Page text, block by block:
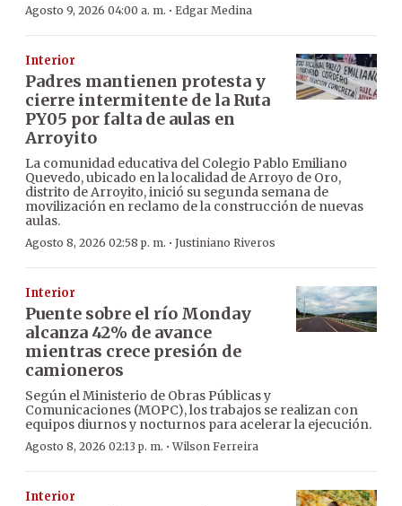
Agosto 9, 2026 04:00 a. m. · Edgar Medina
Interior
Padres mantienen protesta y
cierre intermitente de la Ruta
PY05 por falta de aulas en
Arroyito
La comunidad educativa del Colegio Pablo Emiliano
Quevedo, ubicado en la localidad de Arroyo de Oro,
distrito de Arroyito, inició su segunda semana de
movilización en reclamo de la construcción de nuevas
aulas.
Agosto 8, 2026 02:58 p. m. · Justiniano Riveros
Interior
Puente sobre el río Monday
alcanza 42% de avance
mientras crece presión de
camioneros
Según el Ministerio de Obras Públicas y
Comunicaciones (MOPC), los trabajos se realizan con
equipos diurnos y nocturnos para acelerar la ejecución.
Agosto 8, 2026 02:13 p. m. ·Wilson Ferreira
Interior